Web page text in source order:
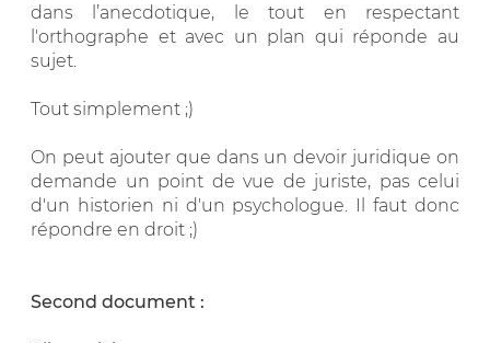
dans l’anecdotique, le tout en respectant
l'orthographe et avec un plan qui réponde au
sujet.
Tout simplement ;)
On peut ajouter que dans un devoir juridique on
demande un point de vue de juriste, pas celui
d'un historien ni d'un psychologue. Il faut donc
répondre en droit ;)
Second document :